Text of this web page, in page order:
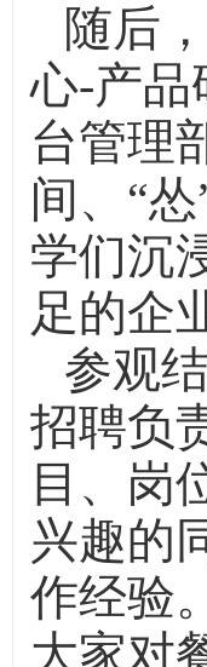
随后
心-产品
台管理
间、“
学们沉
足的企
参观
招聘负
目、岗
兴趣的
作经验
大家对